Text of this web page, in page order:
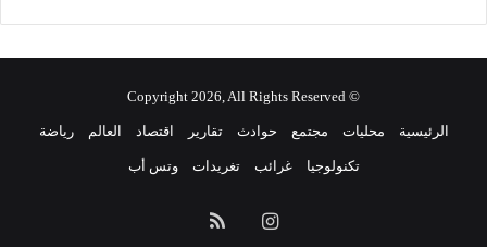
© Copyright 2026, All Rights Reserved
الرئيسية محليات مجتمع حوادث تقارير اقتصاد العالم رياضة
تكنولوجيا غرائب تغريدات وتس أب
انستقرام